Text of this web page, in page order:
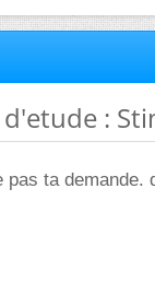
:
ta demande.